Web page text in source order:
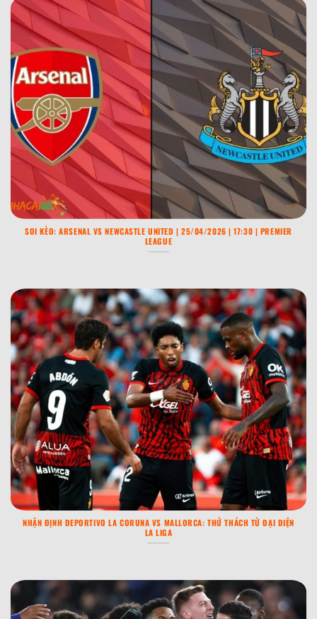
SOI KÈO: ARSENAL VS NEWCASTLE UNITED | 25/04/2026 | 17:30 | PREMIER
LEAGUE
NHẬN ĐỊNH DEPORTIVO LA CORUNA VS MALLORCA: THỬ THÁCH TỪ ĐẠI DIỆN
LA LIGA